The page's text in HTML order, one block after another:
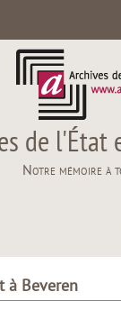
de l'État
Notre mémoire à
à Beveren